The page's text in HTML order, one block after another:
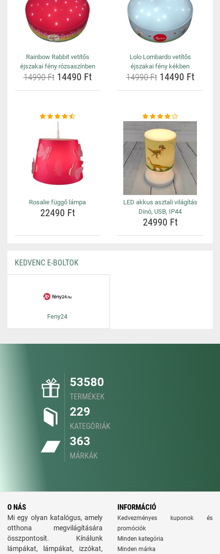
Rainbow Rabbit vetítős
éjszakai fény rózsaszínben
14990 Ft14490 Ft
Lolo Lombardo vetítős
éjszakai fény kékben
14990 Ft14490 Ft
Rosalie függő lámpa
22490 Ft
LED akkus asztali világítás
Dinó, USB, IP44
24990 Ft
KEDVENC E-BOLTOK
Feny24
53580
TERMÉKEK
229
KATEGÓRIÁK
363
MÁRKÁK
O NÁS
Mi egy olyan katalógus, amely
otthona megvilágítására
összpontosít. Kínálunk
lámpákat, lámpákat, izzókat,
INFORMÁCIÓ
Kedvezményes kuponok és
promóciók
Minden kategória
Minden márka